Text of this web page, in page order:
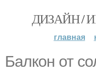
ДИЗАЙН /
главная
Балкон от